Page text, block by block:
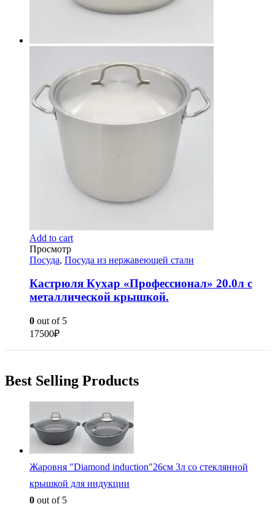
Add to cart
Просмотр
Посуда, Посуда из нержавеющей стали
Кастрюля Кухар «Профессионал» 20.0л с
металлической крышкой.
0 out of 5
17500₽
Best Selling Products
Жаровня "Diamond induction"26см 3л со стеклянной
крышкой для индукции
0 out of 5